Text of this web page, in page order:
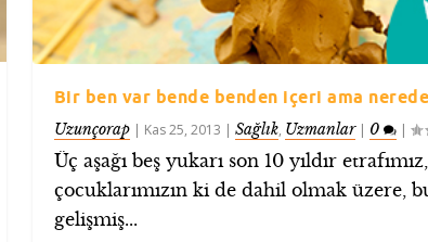
Bir ben var bende benden içeri ama
Uzunçorap| Kas 25, 2013 | Sağlık, Uzmanlar| 0 |
Üç aşağı beş yukarı son 10 yıldır etrafımız,
çocuklarımızın ki de dahil olmak üzere,
gelişmiş...